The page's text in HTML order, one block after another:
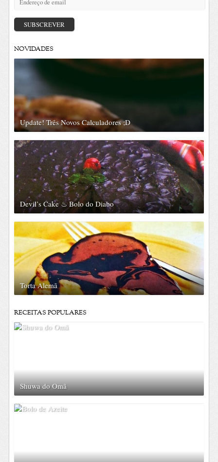
email
SUBSCREVER
NOVIDADES
Update! Três Novos Calculadores ;D
Devil’s Cake ♨ Bolo do Diabo
Torta Alemã
RECEITAS POPULARES
Shuwa do Omã